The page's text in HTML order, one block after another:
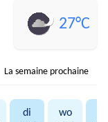
27°C
La semaine prochaine
di
wo